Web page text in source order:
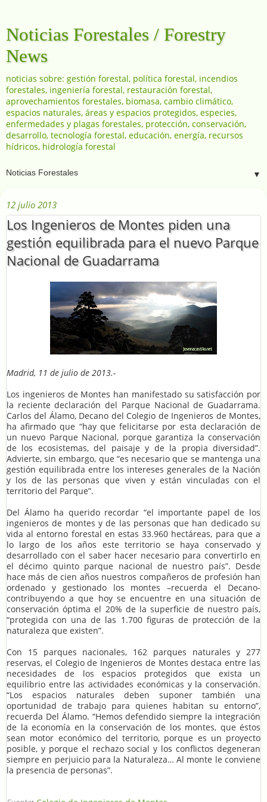
Noticias Forestales / Forestry
News
noticias sobre: gestión forestal, política forestal, incendios
forestales, ingeniería forestal, restauración forestal,
aprovechamientos forestales, biomasa, cambio climático,
espacios naturales, áreas y espacios protegidos, especies,
enfermedades y plagas forestales, protección, conservación,
desarrollo, tecnología forestal, educación, energía, recursos
hídricos, hidrología forestal
▼
12 julio 2013
Los Ingenieros de Montes piden una
gestión equilibrada para el nuevo Parque
Nacional de Guadarrama
Madrid, 11 de julio de 2013.-
Los ingenieros de Montes han manifestado su satisfacción por
la reciente declaración del Parque Nacional de Guadarrama.
Carlos del Álamo, Decano del Colegio de Ingenieros de Montes,
ha afirmado que “hay que felicitarse por esta declaración de
un nuevo Parque Nacional, porque garantiza la conservación
de los ecosistemas, del paisaje y de la propia diversidad”.
Advierte, sin embargo, que “es necesario que se mantenga una
gestión equilibrada entre los intereses generales de la Nación
y los de las personas que viven y están vinculadas con el
territorio del Parque”.
Del Álamo ha querido recordar “el importante papel de los
ingenieros de montes y de las personas que han dedicado su
vida al entorno forestal en estas 33.960 hectáreas, para que a
lo largo de los años este territorio se haya conservado y
desarrollado con el saber hacer necesario para convertirlo en
el décimo quinto parque nacional de nuestro país”. Desde
hace más de cien años nuestros compañeros de profesión han
ordenado y gestionado los montes –recuerda el Decano-
contribuyendo a que hoy se encuentre en una situación de
conservación óptima el 20% de la superficie de nuestro país,
“protegida con una de las 1.700 figuras de protección de la
naturaleza que existen”.
Con 15 parques nacionales, 162 parques naturales y 277
reservas, el Colegio de Ingenieros de Montes destaca entre las
necesidades de los espacios protegidos que exista un
equilibrio entre las actividades económicas y la conservación.
“Los espacios naturales deben suponer también una
oportunidad de trabajo para quienes habitan su entorno”,
recuerda Del Álamo. “Hemos defendido siempre la integración
de la economía en la conservación de los montes, que éstos
sean motor económico del territorio, porque es un proyecto
posible, y porque el rechazo social y los conflictos degeneran
siempre en perjuicio para la Naturaleza… Al monte le conviene
la presencia de personas”.